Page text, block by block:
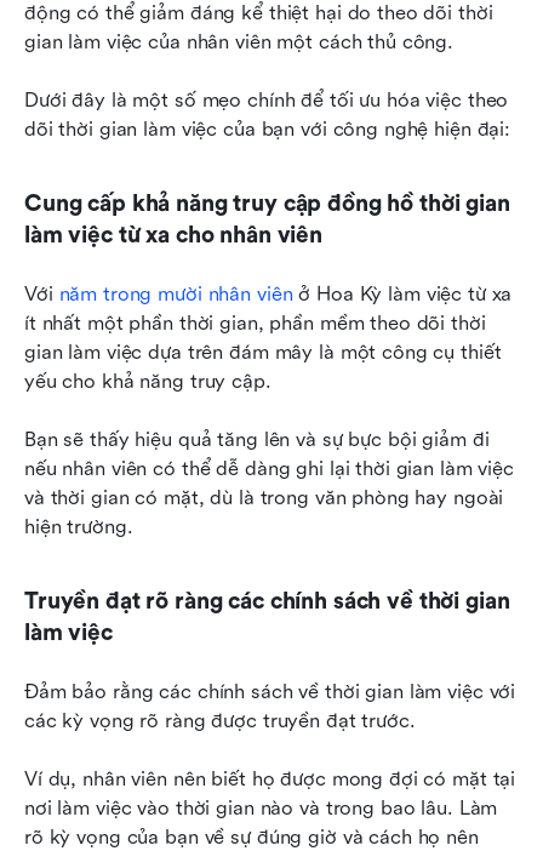
động có thể giảm đáng kể thiệt hại do theo dõi thời
gian làm việc của nhân viên một cách thủ công.
Dưới đây là một số mẹo chính để tối ưu hóa việc theo
dõi thời gian làm việc của bạn với công nghệ hiện đại:
Cung cấp khả năng truy cập đồng hồ thời gian
làm việc từ xa cho nhân viên
Với năm trong mười nhân viên ở Hoa Kỳ làm việc từ xa
ít nhất một phần thời gian, phần mềm theo dõi thời
gian làm việc dựa trên đám mây là một công cụ thiết
yếu cho khả năng truy cập.
Bạn sẽ thấy hiệu quả tăng lên và sự bực bội giảm đi
nếu nhân viên có thể dễ dàng ghi lại thời gian làm việc
và thời gian có mặt, dù là trong văn phòng hay ngoài
hiện trường.
Truyền đạt rõ ràng các chính sách về thời gian
làm việc
Đảm bảo rằng các chính sách về thời gian làm việc với
các kỳ vọng rõ ràng được truyền đạt trước.
Ví dụ, nhân viên nên biết họ được mong đợi có mặt tại
nơi làm việc vào thời gian nào và trong bao lâu. Làm
rõ kỳ vọng của bạn về sự đúng giờ và cách họ nên